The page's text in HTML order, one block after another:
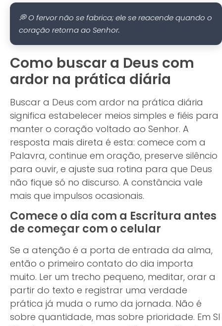
💭 O fervor não se fabrica; ele se reacende quando o
coração retorna ao Senhor.
Como buscar a Deus com
ardor na prática diária
Buscar a Deus com ardor na prática diária
significa estabelecer meios simples e fiéis para
manter o coração voltado ao Senhor. A
resposta mais direta é esta: comece com a
Palavra, continue em oração, preserve silêncio
para ouvir, e ajuste sua rotina para que Deus
não fique só no discurso. A constância vale
mais que impulsos ocasionais.
Comece o dia com a Escritura antes
de começar com o celular
Se a atenção é a porta de entrada da alma,
então o primeiro contato do dia importa
muito. Ler um trecho pequeno, meditar, orar a
partir do texto e registrar uma verdade
prática já muda o rumo da jornada. Não é
sobre quantidade, mas sobre prioridade. Em Sl